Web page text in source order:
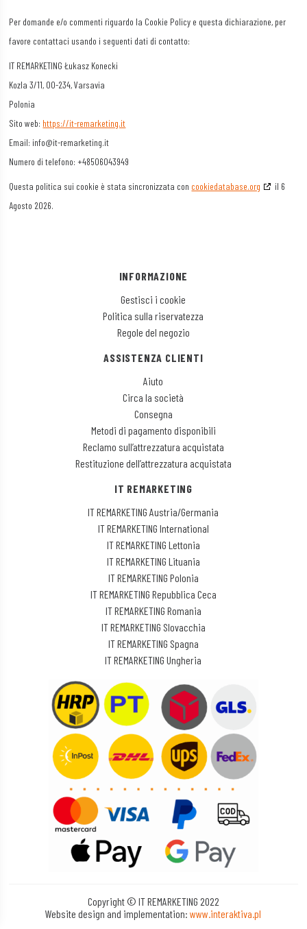
LiveIntent Inc.
ADman Interactive SLU
Informativa sulla privacy
LIFT DSP LIMITED
Informativa sulla privacy
Informativa sulla privacy
Informativa sulla privacy
Informativa sulla privacy
Informativa sulla privacy
Informativa sulla privacy
Triton Digital Canada Inc.
twiago GmbH
Informativa sulla privacy
Informativa sulla privacy
Converge-Digital
Informativa sulla privacy
Wunderkind Corporation
Per domande e/o commenti riguardo la Cookie Policy e questa dichiarazione, per
favore contattaci usando i seguenti dati di contatto:
IT REMARKETING Łukasz Konecki
Kozla 3/11, 00-234, Varsavia
Polonia
Sito web: https://it-remarketing.it
Email: info@it-remarketing.it
Numero di telefono: +48506043949
Questa politica sui cookie è stata sincronizzata con cookiedatabase.org
il 6
Agosto 2026.
INFORMAZIONE
Gestisci i cookie
Politica sulla riservatezza
Regole del negozio
ASSISTENZA CLIENTI
Aiuto
Circa la società
Consegna
Metodi di pagamento disponibili
Reclamo sull’attrezzatura acquistata
Restituzione dell’attrezzatura acquistata
IT REMARKETING
IT REMARKETING Austria/Germania
IT REMARKETING International
IT REMARKETING Lettonia
IT REMARKETING Lituania
IT REMARKETING Polonia
IT REMARKETING Repubblica Ceca
IT REMARKETING Romania
IT REMARKETING Slovacchia
IT REMARKETING Spagna
IT REMARKETING Ungheria
Copyright © IT REMARKETING 2022
Website design and implementation:www.interaktiva.pl